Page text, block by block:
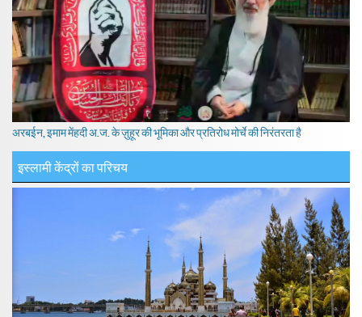
अरबईन, इमाम मेंहदी अ.ज. के ज़ुहूर की भूमिका और प्रतिरोध मोर्चे की निरंतरता है
इस्लामी केंद्रों का परिचय